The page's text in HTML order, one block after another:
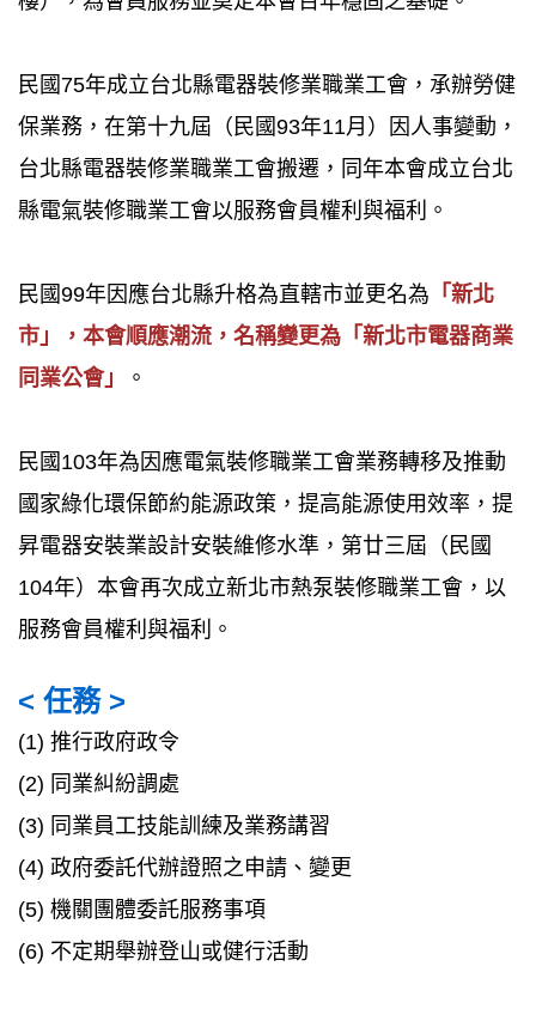
民國75年成立台北縣電器裝修業職業工會，承辦勞健
保業務，在第十九屆（民國93年11月）因人事變動，
台北縣電器裝修業職業工會搬遷，同年本會成立台北
縣電氣裝修職業工會以服務會員權利與福利。
民國99年因應台北縣升格為直轄市並更名為 「新北
市」，本會順應潮流，名稱變更為「新北市電器商業
同業公會」
。
民國103年為因應電氣裝修職業工會業務轉移及推動
國家綠化環保節約能源政策，提高能源使用效率，提
昇電器安裝業設計安裝維修水準，第廿三屆（民國
104年）本會再次成立新北市熱泵裝修職業工會，以
服務會員權利與福利。
< 任務 >
(1) 推行政府政令
(2) 同業糾紛調處
(3) 同業員工技能訓練及業務講習
(4) 政府委託代辦證照之申請、變更
(5) 機關團體委託服務事項
(6) 不定期舉辦登山或健行活動